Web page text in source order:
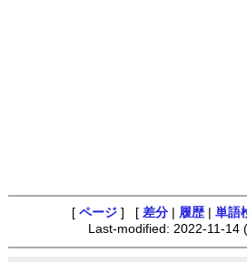
[ ページ ] [ 差分 履歴 単語
Last-modified: 2022-11-14